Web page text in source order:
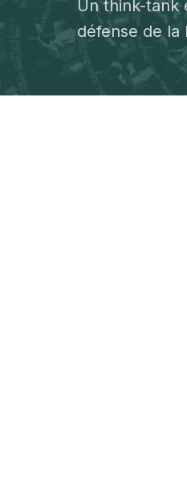
Un think-tank
défense de la